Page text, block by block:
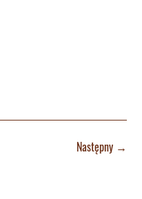
Następny→